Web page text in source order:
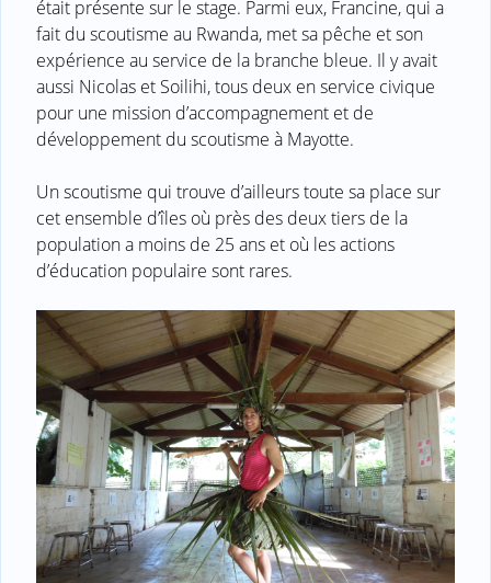
était présente sur le stage. Parmi eux, Francine, qui a
fait du scoutisme au Rwanda, met sa pêche et son
expérience au service de la branche bleue. Il y avait
aussi Nicolas et Soilihi, tous deux en service civique
pour une mission d’accompagnement et de
développement du scoutisme à Mayotte.
Un scoutisme qui trouve d’ailleurs toute sa place sur
cet ensemble d’îles où près des deux tiers de la
population a moins de 25 ans et où les actions
d’éducation populaire sont rares.